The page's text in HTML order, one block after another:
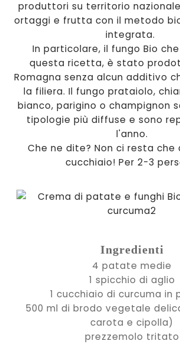
produttori su territorio
ortaggi e frutta con il metodo
integrata.
In particolare, il fungo Bio
questa ricetta, è stato
Romagna senza alcun additivo
la filiera. Il fungo prataiolo,
bianco, parigino o champignon
tipologie più diffuse e sono
l'anno.
Che ne dite? Non ci resta che
cucchiaio! Per 2-3
Ingredienti
4 patate medie
1 spicchio di aglio
1 cucchiaio di curcuma in
500 ml di brodo vegetale
carota e cipolla)
prezzemolo tritato